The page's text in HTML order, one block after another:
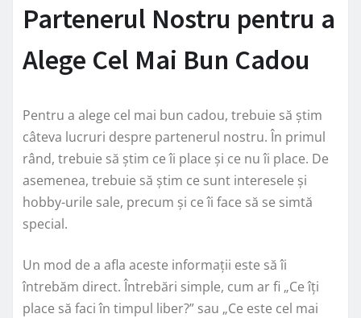
Partenerul Nostru pentru a
Alege Cel Mai Bun Cadou
Pentru a alege cel mai bun cadou, trebuie să știm
câteva lucruri despre partenerul nostru. În primul
rând, trebuie să știm ce îi place și ce nu îi place. De
asemenea, trebuie să știm ce sunt interesele și
hobby-urile sale, precum și ce îi face să se simtă
special.
Un mod de a afla aceste informații este să îi
întrebăm direct. Întrebări simple, cum ar fi „Ce îți
place să faci în timpul liber?” sau „Ce este cel mai